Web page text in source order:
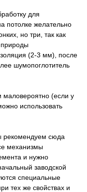
для
потолке желательно
но три, так как
(2-3 мм), после
шумопоглотитель
маловероятно (если у
использовать
рекомендуем сюда
механизмы
и нужно
заводской
специальные
тех же свойствах и